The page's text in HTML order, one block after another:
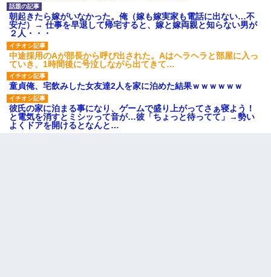
朝起きたら嫁がいなかった。俺（嫁も嫁実家も電話に出ない…不
安だ）→ 仕事を早退して帰宅すると、嫁と嫁両親と知らない男が
２人・・・
中途採用のAが部長から呼び出された。Aはヘラヘラと部屋に入っ
ていき、1時間後に号泣しながら出てきて…
童貞俺、宅飲みした女友達2人を家に泊めた結果ｗｗｗｗｗｗ
彼氏の家に泊まる事になり、ゲームで盛り上がってさぁ寝よう！
と電気を消すとミシッって音が…彼「ちょっと待ってて」→勢い
よくドアを開けるとなんと…